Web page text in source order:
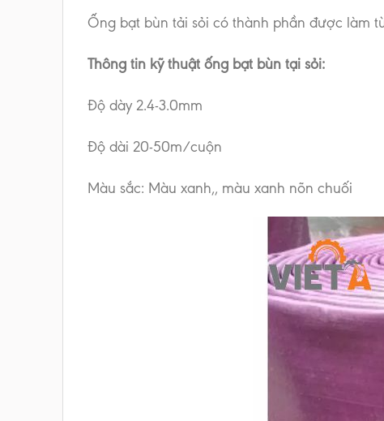
Ống bạt bùn tải sỏi có thành phần được làm
Thông tin kỹ thuật ống bạt bùn tại sỏi:
Độ dày 2.4-3.0mm
Độ dài 20-50m/cuộn
Màu sắc: Màu xanh,, màu xanh nõn chuối